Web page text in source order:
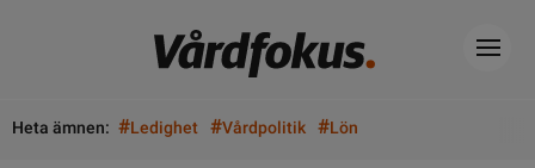
Heta ämnen: #Ledighet #Vårdpolitik #Lön